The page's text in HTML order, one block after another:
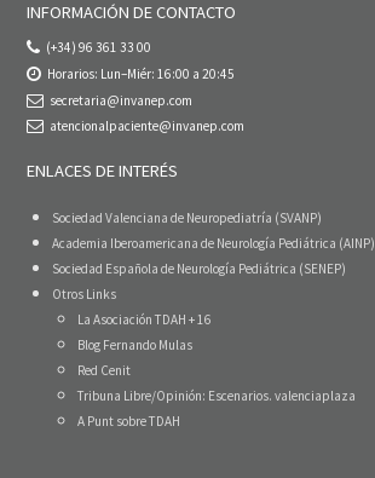
INFORMACIÓN DE CONTACTO
(+34) 96 361 33 00
Horarios: Lun–Miér: 16:00 a 20:45
secretaria@invanep.com
atencionalpaciente@invanep.com
ENLACES DE INTERÉS
Sociedad Valenciana de Neuropediatría (SVANP)
Academia Iberoamericana de Neurología Pediátrica (AINP)
Sociedad Española de Neurología Pediátrica (SENEP)
Otros Links
La Asociación TDAH + 16
Blog Fernando Mulas
Red Cenit
Tribuna Libre/Opinión: Escenarios. valenciaplaza
A Punt sobre TDAH